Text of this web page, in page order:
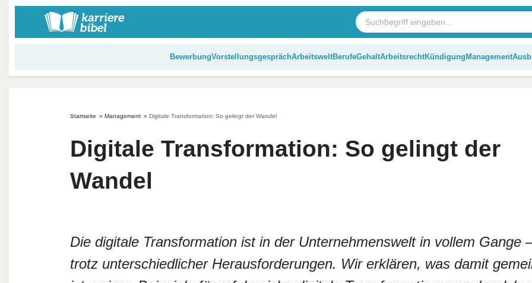
BewerbungVorstellungsgesprächArbeitsweltBerufeGehaltArbeitsrechtKündigung Management
Startseite » Management » Digitale Transformation: So gelingt der Wandel
Digitale Transformation: So gelingt der
Wandel
Die digitale Transformation ist in der Unternehmenswelt in vollem Gange
trotz unterschiedlicher Herausforderungen. Wir erklären, was damit